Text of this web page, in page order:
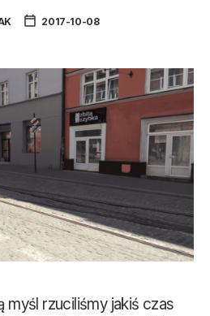
2017-10-08
myśl rzuciliśmy jakiś czas